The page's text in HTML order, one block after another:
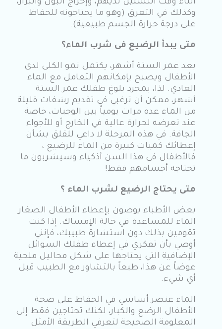
أثناء وقت التسنين لديهم، وإخراج البول والبراز،
وكذلك في التعرق (وهو ما يحتاجونه للحفاظ
على درجة حرارة الجسم طبيعية).
متى يبدأ الرضيع فى شرب الماء؟
بعد عمر الستة أشهر، يكتمل نمو الكلى لدى
الأطفال ويصبح بإمكانهم التعامل مع الماء
العادي. لذا، بمجرد بلوغ طفلك عمر الستة
أشهر، ممكن أن ترغبي في تقديم رشفات قليلة
من الماء عدة مرات يومياً بين الوجبات، خاصة
عند تعرضه لحرارة عالية في الخارج أو للأجواء
الجافة. في هذه المرحلة لا داعي للقلق بشأن
إعطائك كميات كبيرة من الماء للرضيع ،
فالأطفال في هذا السن أذكياء وسيشربون ما
تحتاجه أجسامهم فقط!
متى يحتاج الرضيع لشرب الماء ؟
بعض الأطباء يوصون بإعطاء الأطفال الصغار
الماء للمساعدة في حالة الإمساك. إذا كنت
تقومين بذلك دون استشارة طبيبك، فإنني
أوصي بأن تفكري في إعطاء طفلك السوائل
الإضافية التي يحتاجها على شكل محاليل ملحية
عوضاً عن هذا، طبعاً بالتشاور مع الطبيب قبل
أي شيء.
الماء عنصر أساسي في الحفاظ على صحة
الأطفال الرضع والكبار، لكنك تحتاجين فقط إلى
المعلومة الصحيحة لتعرفي الطريقة الأمثل